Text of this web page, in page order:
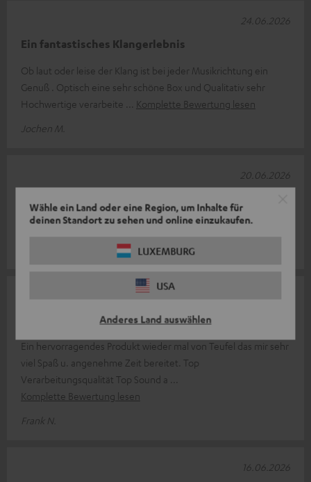
Wähle ein Land oder eine Region, um Inhalte für
deinen Standort zu sehen und online einzukaufen.
LUXEMBURG
USA
Anderes Land auswählen
Ein fantastisches Klangerlebnis
Ob laut oder leise der Klang ist bei jeder Musikrichtung ein
Genuß . Optisch eine sehr schöne Box und Qualitativ sehr
Hochwertige verarbeite
Komplette Bewertung lesen
Jochen M.
24.06.2026
Top Produkt
20.06.2026
Ein hervorragendes Produkt wieder mal von Teufel das mir sehr
viel Spaß u. angenehme Zeit bereitet. Top
Verarbeitungsqualität Top Sound a
Komplette Bewertung lesen
Frank N.
16.06.2026